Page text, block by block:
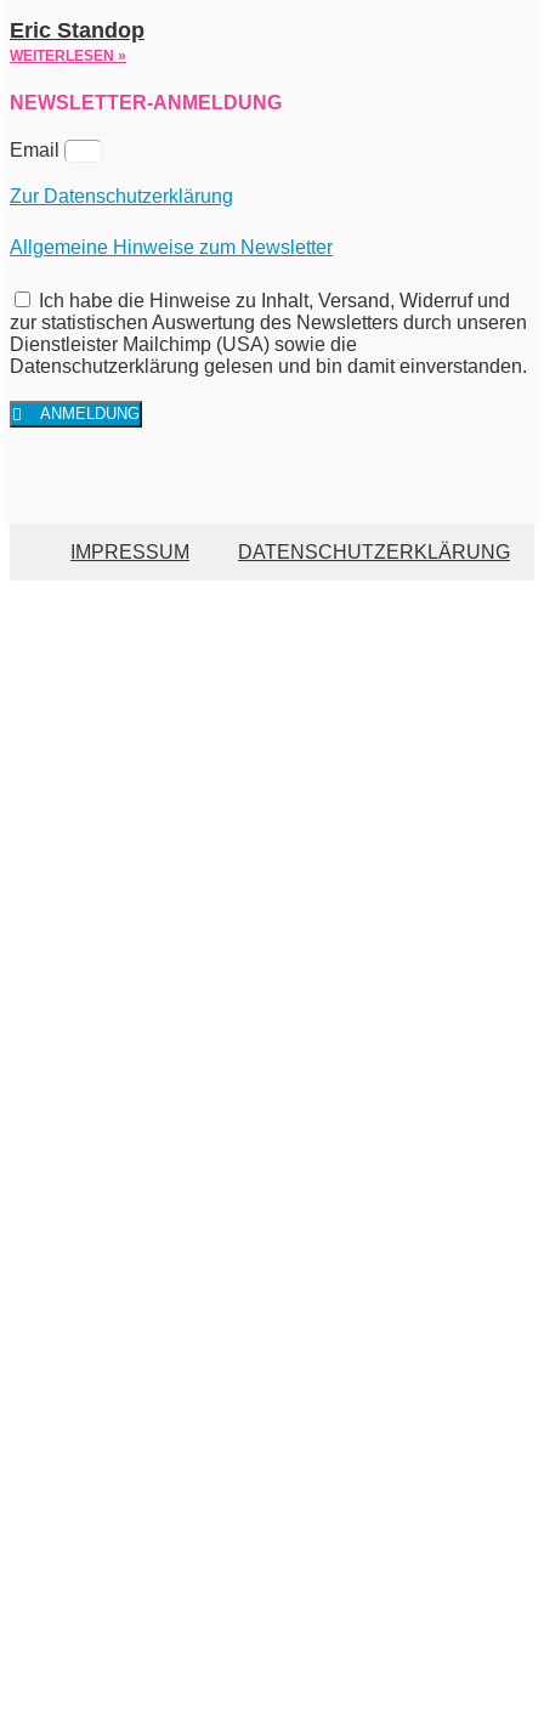
Eric Standop
WEITERLESEN »
NEWSLETTER-ANMELDUNG
Email
Zur Datenschutzerklärung
Allgemeine Hinweise zum Newsletter
Ich habe die Hinweise zu Inhalt, Versand, Widerruf und
zur statistischen Auswertung des Newsletters durch unseren
Dienstleister Mailchimp (USA) sowie die
Datenschutzerklärung gelesen und bin damit einverstanden.
ANMELDUNG
IMPRESSUM DATENSCHUTZERKLÄRUNG